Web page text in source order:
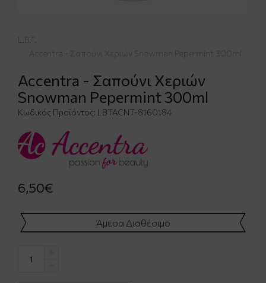
L.B.T.
Accentra - Σαπούνι Χεριών Snowman Pepermint 300ml
Accentra - Σαπούνι Χεριών
Snowman Pepermint 300ml
Κωδικός Προϊόντος: LBTACNT-8160184
6,50€
Άμεσα Διαθέσιμο